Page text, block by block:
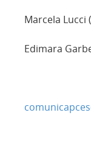
Marcela Lucci
Edimara